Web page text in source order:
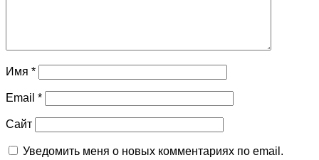
Имя *
Email *
Сайт
Уведомить меня о новых комментариях по email.